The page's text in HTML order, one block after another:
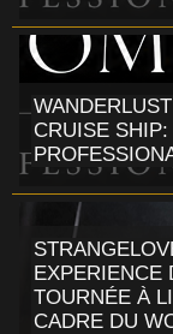
CRUISE
EXPERIENCE
TOURNÉE À
CADRE DU